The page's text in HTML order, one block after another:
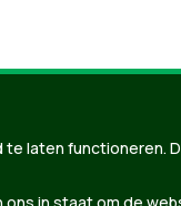
laten functioneren.